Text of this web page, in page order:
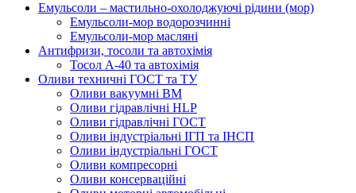
Емульсоли – мастильно-охолоджуючі рідини (мор)
Емульсоли-мор водорозчинні
Емульсоли-мор масляні
Антифризи, тосоли та автохімія
Тосол А-40 та автохімія
Оливи техничні ГОСТ та ТУ
Оливи вакуумні ВМ
Оливи гідравлічні HLP
Оливи гідравлічні ГОСТ
Оливи індустріальні ІГП та ІНСП
Оливи індустріальні ГОСТ
Оливи компресорні
Оливи консерваційні